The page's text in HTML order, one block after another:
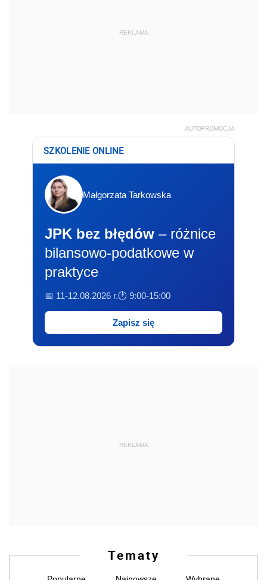
REKLAMA
AUTOPROMOCJA
SZKOLENIE ONLINE
Małgorzata Tarkowska
JPK bez błędów – różnice
bilansowo-podatkowe w
praktyce
📅 11-12.08.2026 r.🕐 9:00-15:00
Zapisz się
REKLAMA
Tematy